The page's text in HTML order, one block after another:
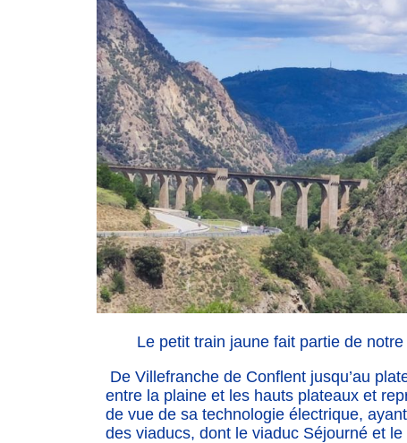
Le petit train jaune fait partie de notre
De Villefranche de Conflent jusqu’au
entre la plaine et les hauts plateaux et
de vue de sa technologie électrique,
des viaducs, dont le viaduc Séjourné et